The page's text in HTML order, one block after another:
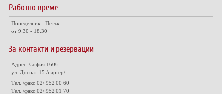
Работно време
Понеделник - Петък
от 9:30 - 18:30
За контакти и резервации
Адрес: София 1606
ул. Доспат 15 /партер/
Тел. /факс 02/ 952 00 60
Тел. /факс 02/ 952 01 70